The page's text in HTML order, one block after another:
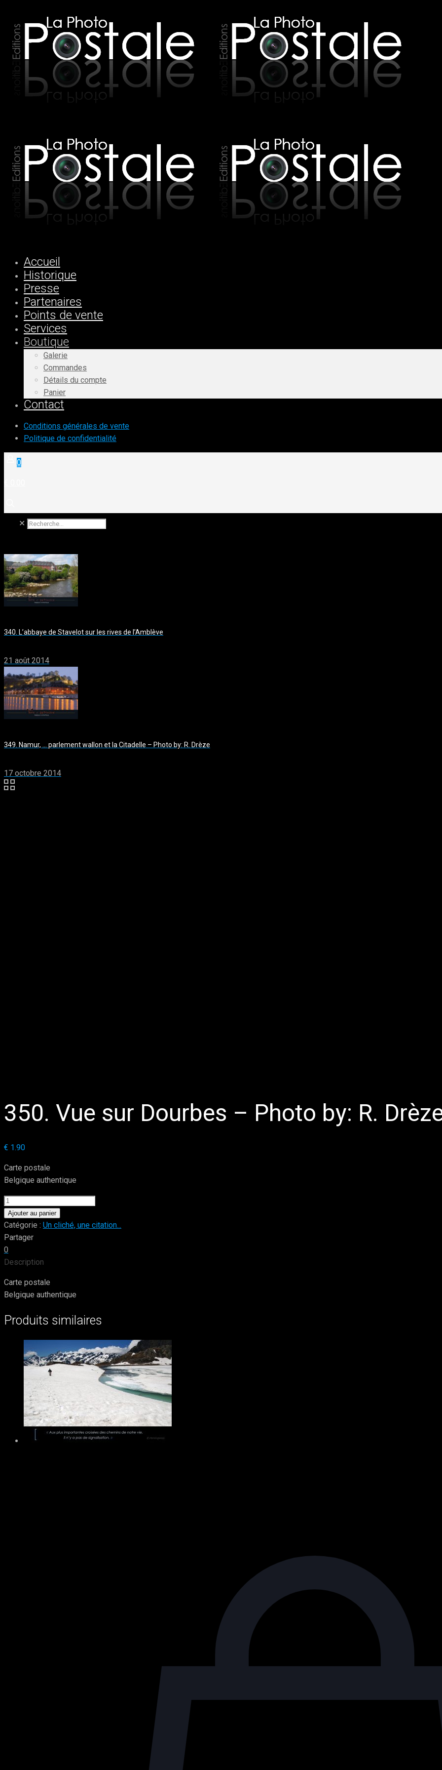
Accueil
Historique
Presse
Partenaires
Points de vente
Services
Boutique
Galerie
Commandes
Détails du compte
Panier
Contact
Conditions générales de vente
Politique de confidentialité
0
✕
340. L’abbaye de Stavelot sur les rives de l’Amblève
21 août 2014
349. Namur, … parlement wallon et la Citadelle – Photo by: R. Drèze
17 octobre 2014
350. Vue sur Dourbes – Photo by: R.
€ 1.90
Carte postale
Belgique authentique
quantité
de
350.
Vue
sur
Dourbes
Photo
by:
Drèze
Ajouter au panier
Catégorie : Un cliché, une citation...
Partager
0
Description
Carte postale
Belgique authentique
Produits similaires